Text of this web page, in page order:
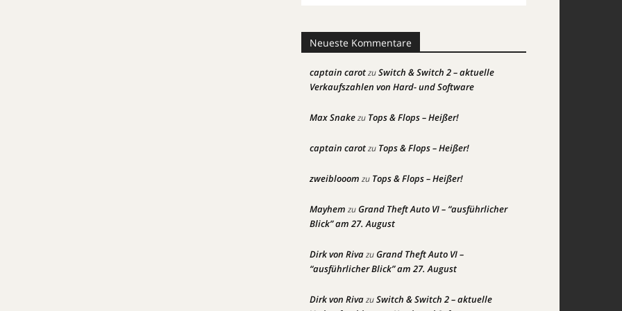
Neueste Kommentare
captain carotzuSwitch & Switch 2 – aktuelle
Verkaufszahlen von Hard- und Software
Max Snakezu Tops & Flops – Heißer!
captain carotzu Tops & Flops – Heißer!
zweiblooom zu Tops & Flops – Heißer!
Mayhem zuGrand Theft Auto VI – “ausführlicher
Blick” am 27. August
Dirk von RivazuGrand Theft Auto VI –
“ausführlicher Blick” am 27. August
Dirk von RivazuSwitch & Switch 2 – aktuelle